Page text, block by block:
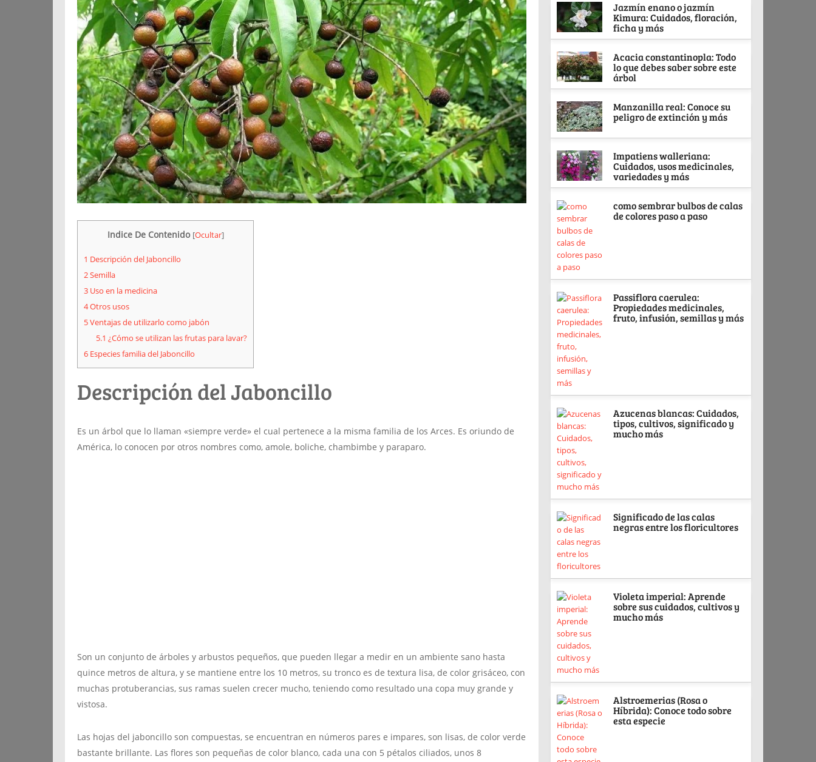
Indice De Contenido [Ocultar]
1 Descripción del Jaboncillo
2Semilla
3 Uso en la medicina
4Otros usos
5Ventajas de utilizarlo como jabón
5.1 ¿Cómo se utilizan las frutas para lavar?
6 Especies familia del Jaboncillo
Descripción del Jaboncillo
Es un árbol que lo llaman «siempre verde» el cual pertenece a la misma familia de los Arces. Es oriundo de
América, lo conocen por otros nombres como, amole, boliche, chambimbe y paraparo.
Son un conjunto de árboles y arbustos pequeños, que pueden llegar a medir en un ambiente sano hasta
quince metros de altura, y se mantiene entre los 10 metros, su tronco es de textura lisa, de color grisáceo, con
muchas protuberancias, sus ramas suelen crecer mucho, teniendo como resultado una copa muy grande y
vistosa.
Las hojas del jaboncillo son compuestas, se encuentran en números pares e impares, son lisas, de color verde
bastante brillante. Las flores son pequeñas de color blanco, cada una con 5 pétalos ciliados, unos 8
Jazmín enano o jazmín
Kimura: Cuidados, floración,
ficha y más
Acacia constantinopla: Todo
lo que debes saber sobre este
árbol
Manzanilla real: Conoce su
peligro de extinción y más
Impatiens walleriana:
Cuidados, usos medicinales,
variedades y más
como sembrar bulbos de calas
de colores paso a paso
Passiflora caerulea:
Propiedades medicinales,
fruto, infusión, semillas y más
Azucenas blancas: Cuidados,
tipos, cultivos, significado y
mucho más
Significado de las calas
negras entre los floricultores
Violeta imperial: Aprende
sobre sus cuidados, cultivos y
mucho más
Alstroemerias (Rosa o
Híbrida): Conoce todo sobre
esta especie